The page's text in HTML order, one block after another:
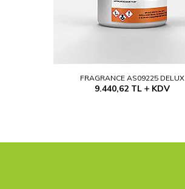
FRAGRANCE AS09225 DELUX
9.440,62 TL KDV